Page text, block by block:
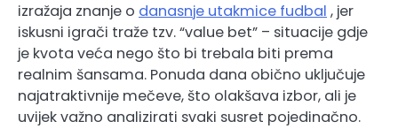
izražaja znanje o danasnje utakmice fudbal , jer
iskusni igrači traže tzv. “value bet” – situacije gdje
je kvota veća nego što bi trebala biti prema
realnim šansama. Ponuda dana obično uključuje
najatraktivnije mečeve, što olakšava izbor, ali je
uvijek važno analizirati svaki susret pojedinačno.